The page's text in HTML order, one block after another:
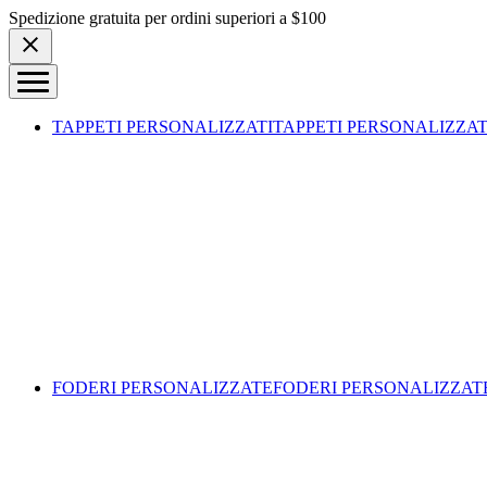
Skip to content
Spedizione gratuita per ordini superiori a $100
TAPPETI PERSONALIZZATITAPPETI
FODERI PERSONALIZZATEFODERI